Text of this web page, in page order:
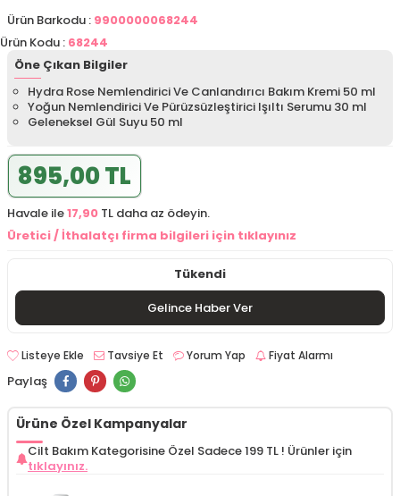
Ürün Barkodu : 9900000068244
Ürün Kodu : 68244
Öne Çıkan Bilgiler
Hydra Rose Nemlendirici Ve Canlandırıcı Bakım Kremi 50 ml
Yoğun Nemlendirici Ve Pürüzsüzleştirici Işıltı Serumu 30 ml
Geleneksel Gül Suyu 50 ml
895,00 TL
Havale ile17,90 TL daha az ödeyin.
Üretici / İthalatçı firma bilgileri için tıklayınız
Tükendi
Gelince Haber Ver
Listeye Ekle Tavsiye Et Yorum Yap Fiyat Alarmı
Paylaş
Ürüne Özel Kampanyalar
Cilt Bakım Kategorisine Özel Sadece 199 TL ! Ürünler için
tıklayınız.